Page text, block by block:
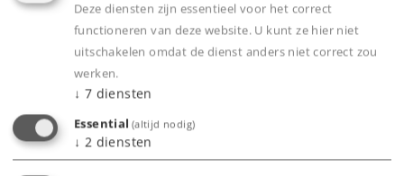
Art.-No. 88262
Elektrische locomotief type 162
279,00 €
Leverbaar vanaf fabriek.
Online kopen
Deze diensten zijn essentieel voor het correct
functioneren van deze website. U kunt ze hier niet
uitschakelen omdat de dienst anders niet correct zou
werken.
↓ 7 diensten
Essential (altijd nodig)
↓ 2 diensten